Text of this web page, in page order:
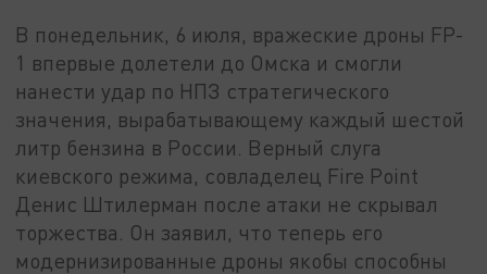
В понедельник, 6 июля, вражеские дроны FP-
1 впервые долетели до Омска и смогли
нанести удар по НПЗ стратегического
значения, вырабатывающему каждый шестой
литр бензина в России. Верный слуга
киевского режима, совладелец Fire Point
Денис Штилерман после атаки не скрывал
торжества. Он заявил, что теперь его
модернизированные дроны якобы способны